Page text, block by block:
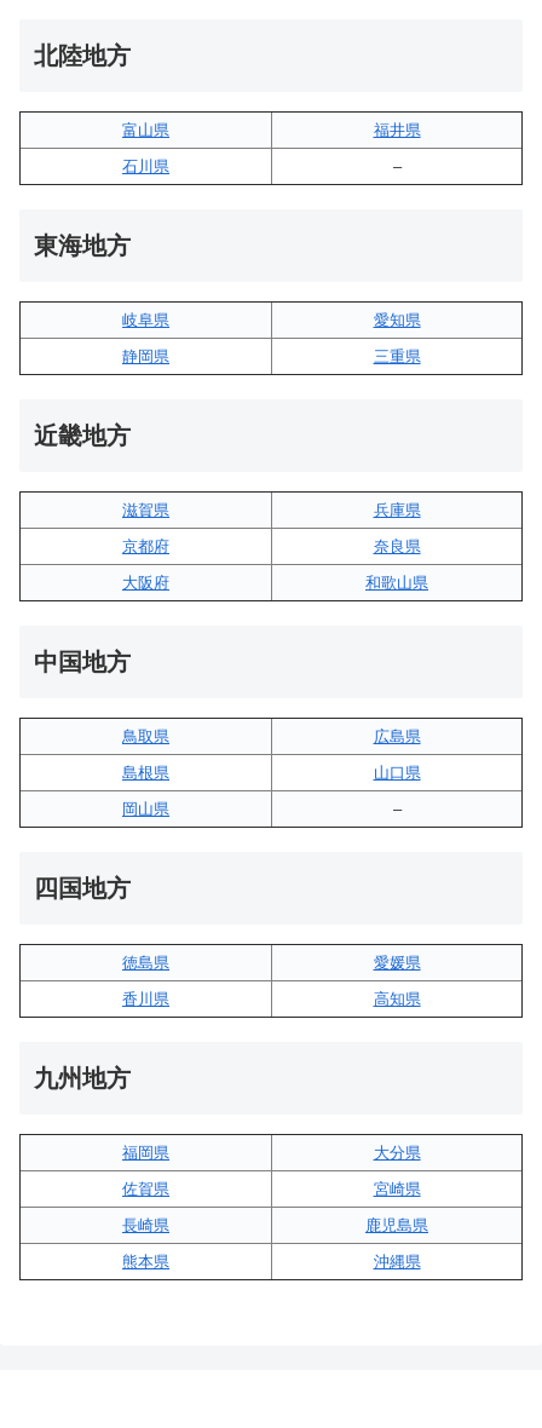
北陸地方
富山県
福井県
石川県
–
東海地方
岐阜県
愛知県
静岡県
三重県
近畿地方
滋賀県
兵庫県
京都府
奈良県
大阪府
和歌山県
中国地方
鳥取県
広島県
島根県
山口県
岡山県
–
四国地方
徳島県
愛媛県
香川県
高知県
九州地方
福岡県
大分県
佐賀県
宮崎県
長崎県
鹿児島県
熊本県
沖縄県